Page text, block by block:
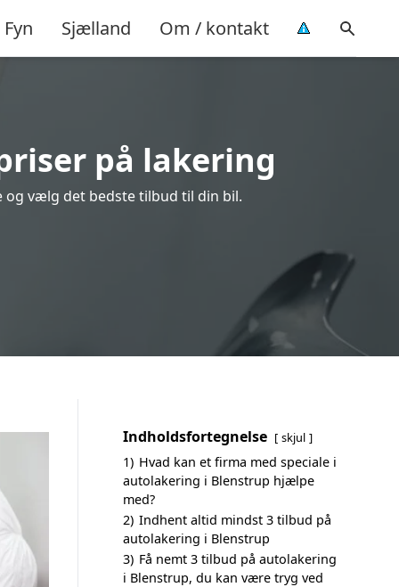
Fyn Sjælland Om / kontakt
på lakering
og vælg det bedste tilbud til din bil.
Indholdsfortegnelse skjul
1) Hvad kan et firma med speciale i
autolakering i Blenstrup hjælpe
med?
2) Indhent altid mindst 3 tilbud på
autolakering i Blenstrup
3) Få nemt 3 tilbud på autolakering
i Blenstrup, du kan være tryg ved